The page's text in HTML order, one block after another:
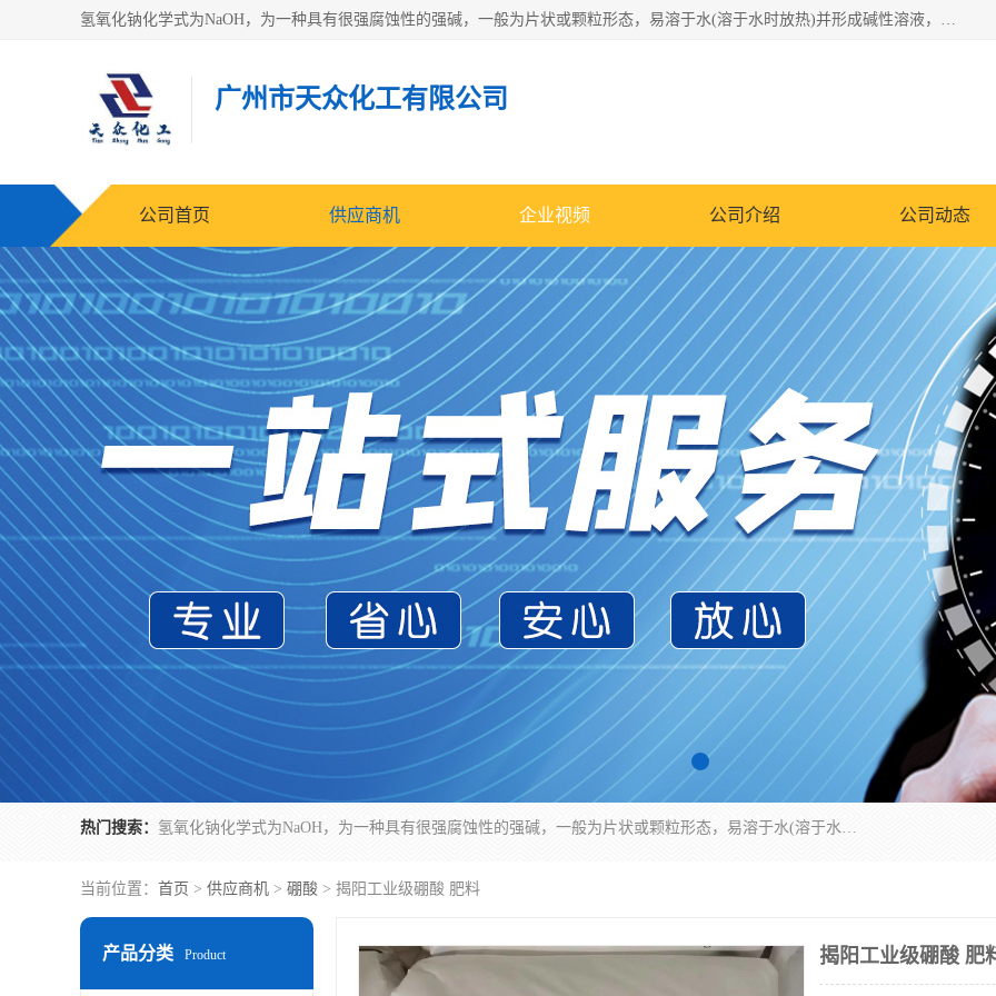
氢氧化钠化学式为NaOH，为一种具有很强腐蚀性的强碱，一般为片状或颗粒形态，易溶于水(溶于水时放热)并形成碱性溶液，另有潮解性，易吸取空气中的水蒸气(潮解)和(变质)。NaOH是化学实验室其中一种必备的化学品，亦为常见的化工品之一。纯品是无色透明的晶体。密度2.130g/cm3。熔点318.4℃。沸点1390℃。工业品含有少量的氯化和碳酸，是白色不透明的晶体。
广州市天众化工有限公司
公司首页 供应商机 企业视频 公司介绍 公司动态
热门搜索： 氢氧化钠化学式为NaOH，为一种具有很强腐蚀性的强碱，一般为片状或颗粒形态，易溶于水(溶于水时放热)并形成碱性溶液，另有潮解性，易吸取空气中的水蒸气(潮解)和(变质)。NaOH是化学实验室其中一种必备的化学品，亦为常见的化工品之一。纯品是无色透明的晶体。密度2.130g/cm3。熔点318.4℃。沸点1390℃。工业品含有少量的氯化和碳酸，是白色不透明的晶体。
当前位置： 首页 > 供应商机 > 硼酸 > 揭阳工业级硼酸 肥料
产品分类 Product 揭阳工业级硼酸 肥